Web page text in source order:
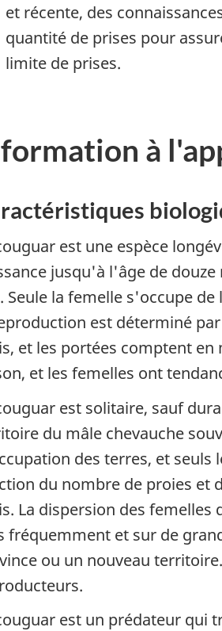
et récente, des
quantité de prises pour
limite de prises.
à
est une espèce
jusqu'à l'âge de
Seule la femelle s'occupe
est déterminé
et les portées comptent en
et les femelles ont
est solitaire, sauf
du mâle chevauche
des terres, et seuls
du nombre de proies et
La dispersion des femelles
fréquemment et sur de
ou un nouveau
est un prédateur qui